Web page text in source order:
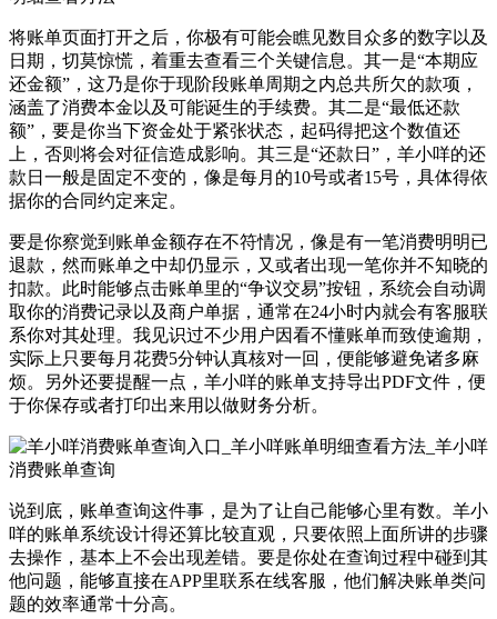
将账单页面打开之后，你极有可能会瞧见数目众多的数字以及
日期，切莫惊慌，着重去查看三个关键信息。其一是“本期应
还金额”，这乃是你于现阶段账单周期之内总共所欠的款项，
涵盖了消费本金以及可能诞生的手续费。其二是“最低还款
额”，要是你当下资金处于紧张状态，起码得把这个数值还
上，否则将会对征信造成影响。其三是“还款日”，羊小咩的还
款日一般是固定不变的，像是每月的10号或者15号，具体得依
据你的合同约定来定。
要是你察觉到账单金额存在不符情况，像是有一笔消费明明已
退款，然而账单之中却仍显示，又或者出现一笔你并不知晓的
扣款。此时能够点击账单里的“争议交易”按钮，系统会自动调
取你的消费记录以及商户单据，通常在24小时内就会有客服联
系你对其处理。我见识过不少用户因看不懂账单而致使逾期，
实际上只要每月花费5分钟认真核对一回，便能够避免诸多麻
烦。另外还要提醒一点，羊小咩的账单支持导出PDF文件，便
于你保存或者打印出来用以做财务分析。
说到底，账单查询这件事，是为了让自己能够心里有数。羊小
咩的账单系统设计得还算比较直观，只要依照上面所讲的步骤
去操作，基本上不会出现差错。要是你处在查询过程中碰到其
他问题，能够直接在APP里联系在线客服，他们解决账单类问
题的效率通常十分高。